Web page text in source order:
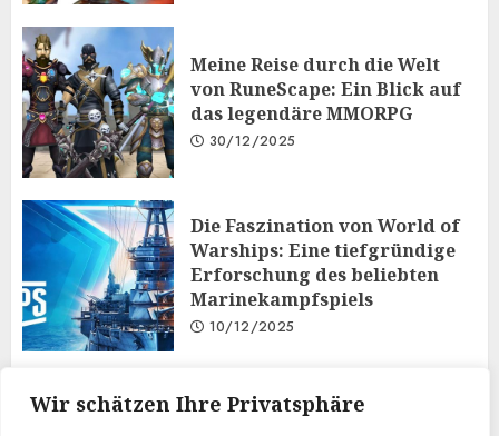
Wir schätzen Ihre Privatsphäre
Meine Reise durch die Welt
von RuneScape: Ein Blick auf
das legendäre MMORPG
30/12/2025
Die Faszination von World of
Warships: Eine tiefgründige
Erforschung des beliebten
Marinekampfspiels
10/12/2025
Taktisches Denken und
Diplomatie: Der